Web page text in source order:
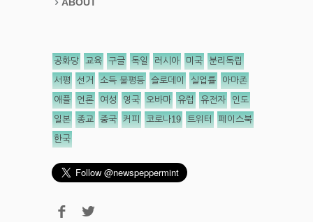
공화당 교육 구글 독일 러시아 미국 분리독립
서평 선거 소득 불평등 슬로데이 실업률 아마존
애플 언론 여성 영국 오바마 유럽 유전자 인도
일본 종교 중국 커피 코로나19 트위터 페이스북
한국